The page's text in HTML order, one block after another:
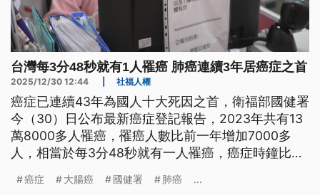
台灣每3分48秒就有1人罹癌 肺癌連續3年居癌症之首
2025/12/30 12:44 社福人權
癌症已連續43年為國人十大死因之首，衛福部國健署
今（30）日公布最新癌症登記報告，2023年共有13
萬8000多人罹癌，罹癌人數比前一年增加7000多
人，相當於每3分48秒就有一人罹癌，癌症時鐘比前
第一位，大腸癌、乳癌則緊追在後。
癌症 大腸癌 國健署 肺癌 ...